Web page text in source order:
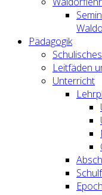
Pädagogik
Leitfäden
Unterricht